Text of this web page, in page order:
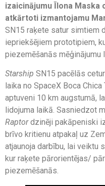
izaicinājumu Īlona
atkārtoti izmantojamu
SN15 raķete satur simtiem
iepriekšējiem prototipiem,
piezemēšanās mēģinājumu
Starship SN15 pacēlās
laika no SpaceX Boca
aptuveni 10 km augstumā,
lidojuma laikā. Sasniedzot
Raptordzinēji pakāpeniski
brīvo kritienu atpakaļ uz
atjaunoja darbību, lai veiktu
kur raķete pārorientējas/
piezemēšanās.